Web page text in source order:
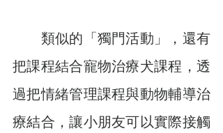
類似的「獨門活動」，還有
把課程結合寵物治療犬課程，透
過把情緒管理課程與動物輔導治
療結合，讓小朋友可以實際接觸